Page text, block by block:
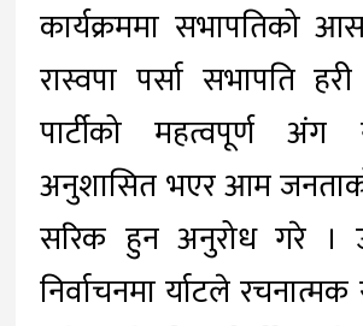
कार्यक्रममा सभापतिको
रास्वपा पर्सा सभापति
पार्टीको महत्वपूर्ण
अनुशासित भएर आम
सरिक हुन अनुरोध गरे ।
निर्वाचनमा र्याटले